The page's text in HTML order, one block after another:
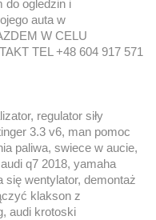
do ogledzin i
auta w
W CELU
TEL +48 604 917 571
regulator siły
3.3 v6, man pomoc
paliwa, swiece w aucie,
q7 2018, yamaha
się wentylator, demontaż
klakson z
audi krotoski